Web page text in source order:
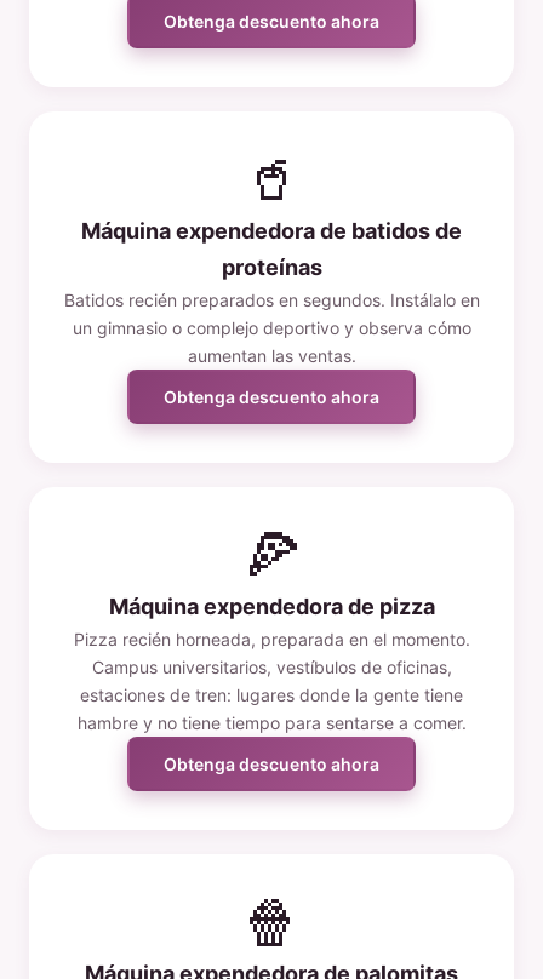
Obtenga descuento ahora
🥤
Máquina expendedora de batidos de
proteínas
Batidos recién preparados en segundos. Instálalo en
un gimnasio o complejo deportivo y observa cómo
aumentan las ventas.
Obtenga descuento ahora
🍕
Máquina expendedora de pizza
Pizza recién horneada, preparada en el momento.
Campus universitarios, vestíbulos de oficinas,
estaciones de tren: lugares donde la gente tiene
hambre y no tiene tiempo para sentarse a comer.
Obtenga descuento ahora
🍿
Máquina expendedora de palomitas